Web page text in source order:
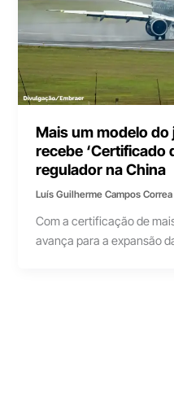
Mais um modelo do
recebe ‘Certificado
regulador na China
Luís Guilherme Campos
Com a certificação de
avança para a expansão